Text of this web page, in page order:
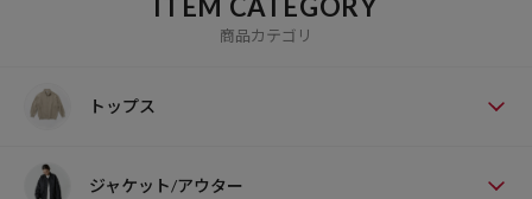
ITEM CATEGORY
商品カテゴリ
トップス
ジャケット/アウター